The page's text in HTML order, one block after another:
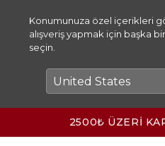
Konumunuza özel içerikleri
alışveriş yapmak için başka
seçin.
2500₺ ÜZERİ